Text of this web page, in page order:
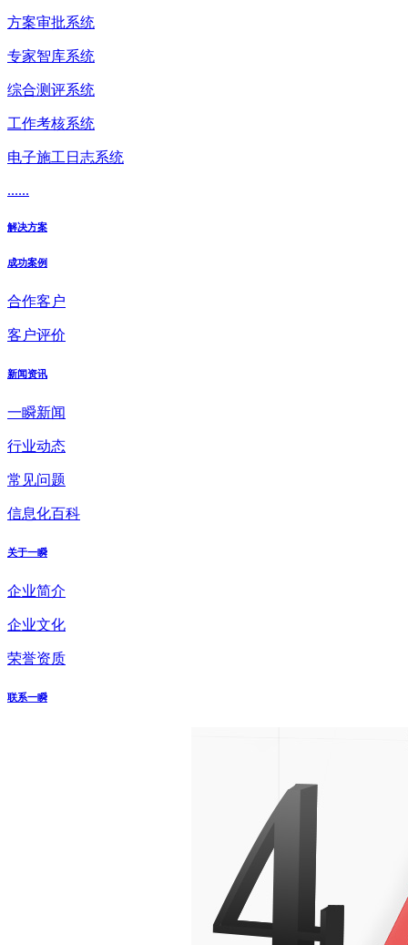
方案审批系统
专家智库系统
综合测评系统
工作考核系统
电子施工日志系统
......
解决方案
成功案例
合作客户
客户评价
新闻资讯
一瞬新闻
行业动态
常见问题
信息化百科
关于一瞬
企业简介
企业文化
荣誉资质
联系一瞬